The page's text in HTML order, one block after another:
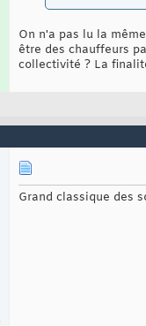
On n'a pas lu la
être des chauffeurs
collectivité ? La
Grand classique des